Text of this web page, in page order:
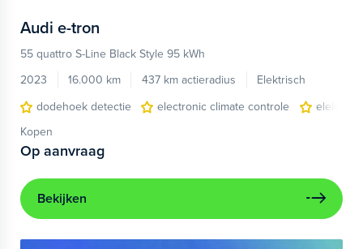
Audi e-tron
55 quattro S-Line Black Style 95 kWh
2023
16.000 km 437 km actieradius
Elektrisch
dodehoek detectie
electronic climate controle
Kopen
Op aanvraag
Bekijken